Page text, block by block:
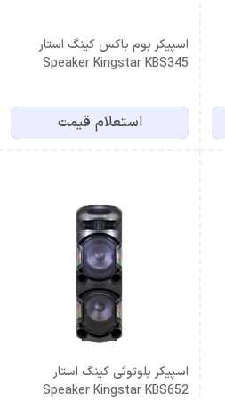
اسپیکر بوم باکس کینگ استار
Speaker Kingstar KBS345
استعلام قیمت
اسپیکر بلوتوثی کینگ استار
Speaker Kingstar KBS652